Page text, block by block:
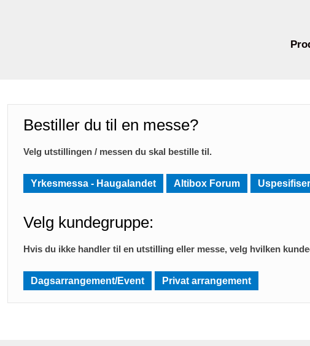
Bestiller du til en messe?
Velg utstillingen / messen du skal bestille til.
Yrkesmessa - Haugalandet Altibox Forum
Velg kundegruppe:
Hvis du ikke handler til en utstilling eller messe, velg hvilken
Dagsarrangement/Event Privat arrangement